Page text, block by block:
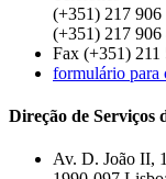
(+351) 217 906
(+351) 217 906
Fax (+351) 211
formulário para
Direção de Serviços
Av. D. João II,